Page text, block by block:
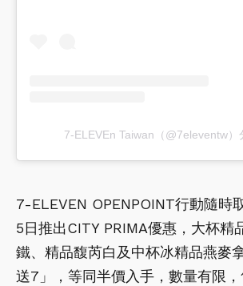
7-ELEVEn Taiwan（@7eleventw）
7-ELEVEN OPENPOINT行動隨時
5日推出CITY PRIMA優惠，大杯精
鐵、精品馥芮白及中杯冰精品燕麥
送7」，等同半價入手，數量有限，